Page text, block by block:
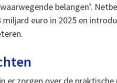
belangen’.
euro in 2025 en